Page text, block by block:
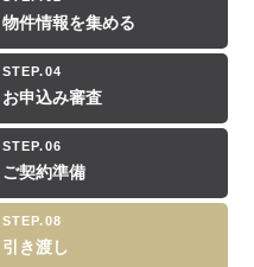
物件情報を集める
STEP.04
お申込み審査
STEP.06
ご契約準備
STEP.08
引き渡し